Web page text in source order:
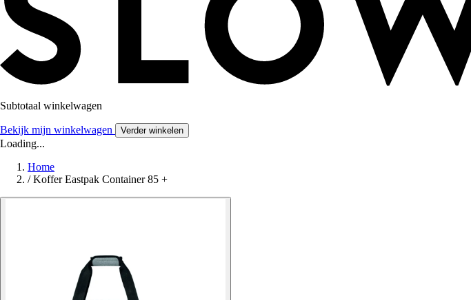
Subtotaal winkelwagen
Bekijk mijn winkelwagen Verder winkelen
Loading...
Home
/ Koffer Eastpak Container 85 +